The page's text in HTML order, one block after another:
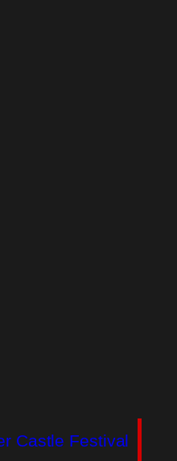
Castle Festival